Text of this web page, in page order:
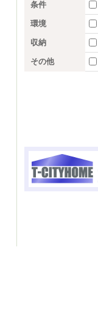
条件
環境
収納
その他